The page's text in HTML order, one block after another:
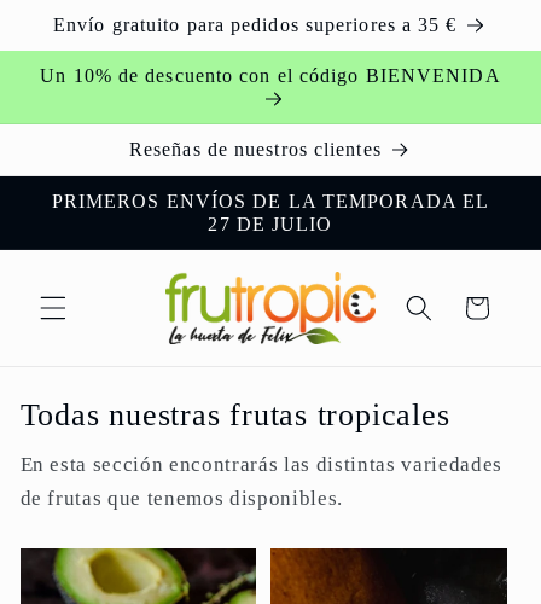
Skip to
Envío gratuito para pedidos superiores a 35 €
Un 10% de descuento con el código BIENVENIDA
Reseñas de nuestros clientes
PRIMEROS ENVÍOS DE LA TEMPORADA EL
27 DE JULIO
Cart
Todas nuestras frutas tropicales
En esta sección encontrarás las distintas variedades
de frutas que tenemos disponibles.